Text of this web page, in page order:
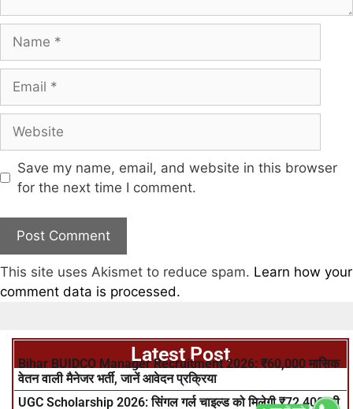
Save my name, email, and website in this browser
for the next time I comment.
This site uses Akismet to reduce spam. Learn how your
comment data is processed.
Latest Post
Bihar BUIDCO Manager Recruitment 2026: ₹60,000 मासिक
वेतन वाली मैनेजर भर्ती, जानें आवेदन प्रक्रिया
UGC Scholarship 2026: सिंगल गर्ल चाइल्ड को मिलेगी ₹72,400 की